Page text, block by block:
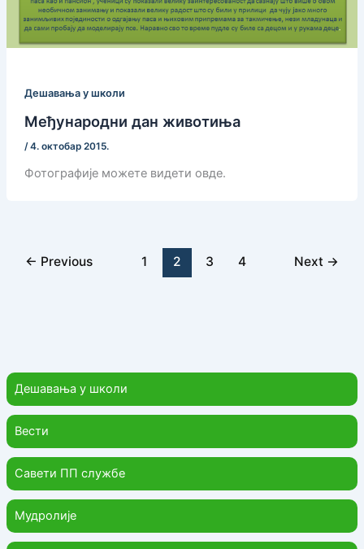
Дешавања у школи
Вести
Савети ПП службе
Мудролије
Дешавања у школи
Meђунaрoдни дaн живoтињa
/4. октобар 2015.
Фотографије можете видети овде.
← Previous 1 2 3 4 Next →